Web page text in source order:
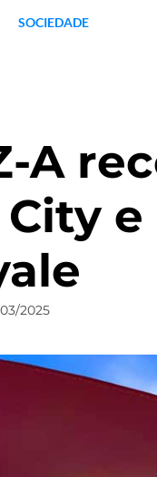
SOCIEDADE
A
2025